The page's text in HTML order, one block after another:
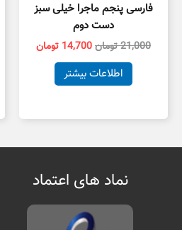
فارسی پنجم ماجرا خیلی سبز
دست دوم
21,000تومان14,700 تومان
اطلاعات بیشتر
نماد های اعتماد